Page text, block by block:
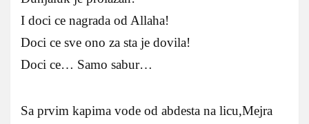
I doci ce nagrada od Allaha!
Doci ce sve ono za sta je dovila!
Doci ce… Samo sabur…
Sa prvim kapima vode od abdesta na licu,Mejra